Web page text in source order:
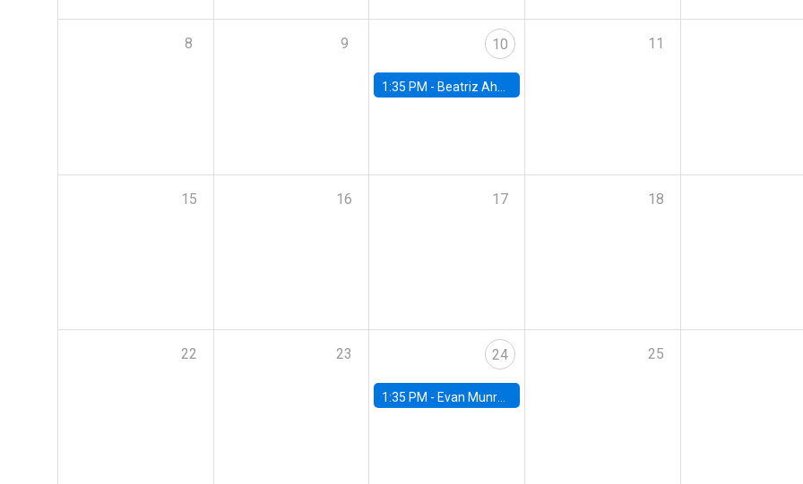
8 9 10
1:35 PM - Beatriz Ahumada, PhD candidate, Universidad de Pittsburgh
11
15 16 17 18
22 23 24
1:35 PM - Evan Munro, Neyman Visiting Assistant Professor in the Department of Statistics at UC Berkeley
25